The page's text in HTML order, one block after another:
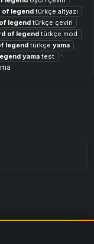
of legend türkçe altyazı
of legend türkçe çeviri
of legend türkçe mod
legend türkçe yama
yama test